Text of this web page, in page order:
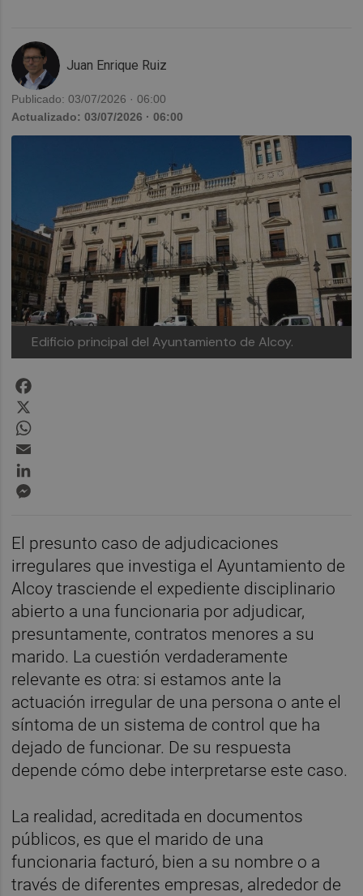
Juan Enrique Ruiz
Publicado: 03/07/2026 · 06:00
Actualizado: 03/07/2026 · 06:00
Edificio principal del Ayuntamiento de Alcoy.
El presunto caso de adjudicaciones
irregulares que investiga el Ayuntamiento de
Alcoy trasciende el expediente disciplinario
abierto a una funcionaria por adjudicar,
presuntamente, contratos menores a su
marido. La cuestión verdaderamente
relevante es otra: si estamos ante la
actuación irregular de una persona o ante el
síntoma de un sistema de control que ha
dejado de funcionar. De su respuesta
depende cómo debe interpretarse este caso.
La realidad, acreditada en documentos
públicos, es que el marido de una
funcionaria facturó, bien a su nombre o a
través de diferentes empresas, alrededor de